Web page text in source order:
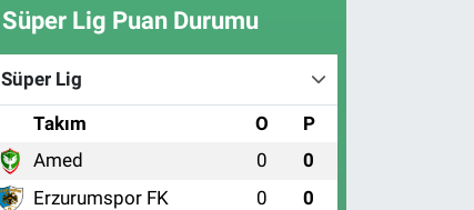
Süper Lig Puan Durumu
Süper Lig
Takım O P
Amed 0 0
Erzurumspor FK 0 0